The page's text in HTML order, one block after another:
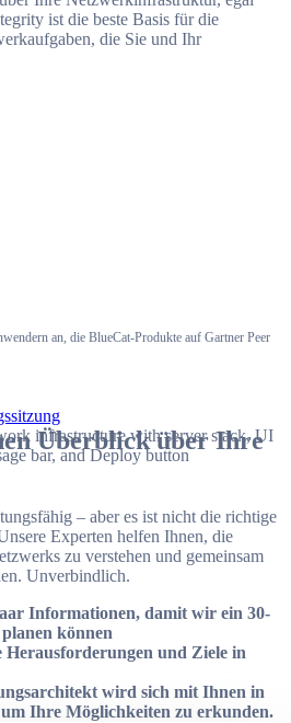
ist die beste Basis für die
die Sie und Ihr
an, die BlueCat-Produkte auf Gartner Peer
Überblick über Ihre
– aber es ist nicht die richtige
Experten helfen Ihnen, die
zu verstehen und gemeinsam
Unverbindlich.
Informationen, damit wir ein 30-
können
Herausforderungen und Ziele in
wird sich mit Ihnen in
Ihre Möglichkeiten zu erkunden.